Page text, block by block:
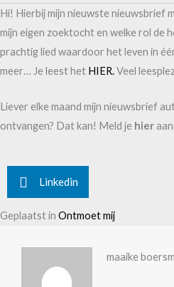
Hi! Hierbij mijn nieuwste nieuwsbrief
mijn eigen zoektocht en welke rol de
prachtig lied waardoor het leven in
meer… Je leest het HIER.Veel
Liever elke maand mijn nieuwsbrief
ontvangen? Dat kan! Meld je hier
Linkedin
Geplaatst in Ontmoet mij
maaike